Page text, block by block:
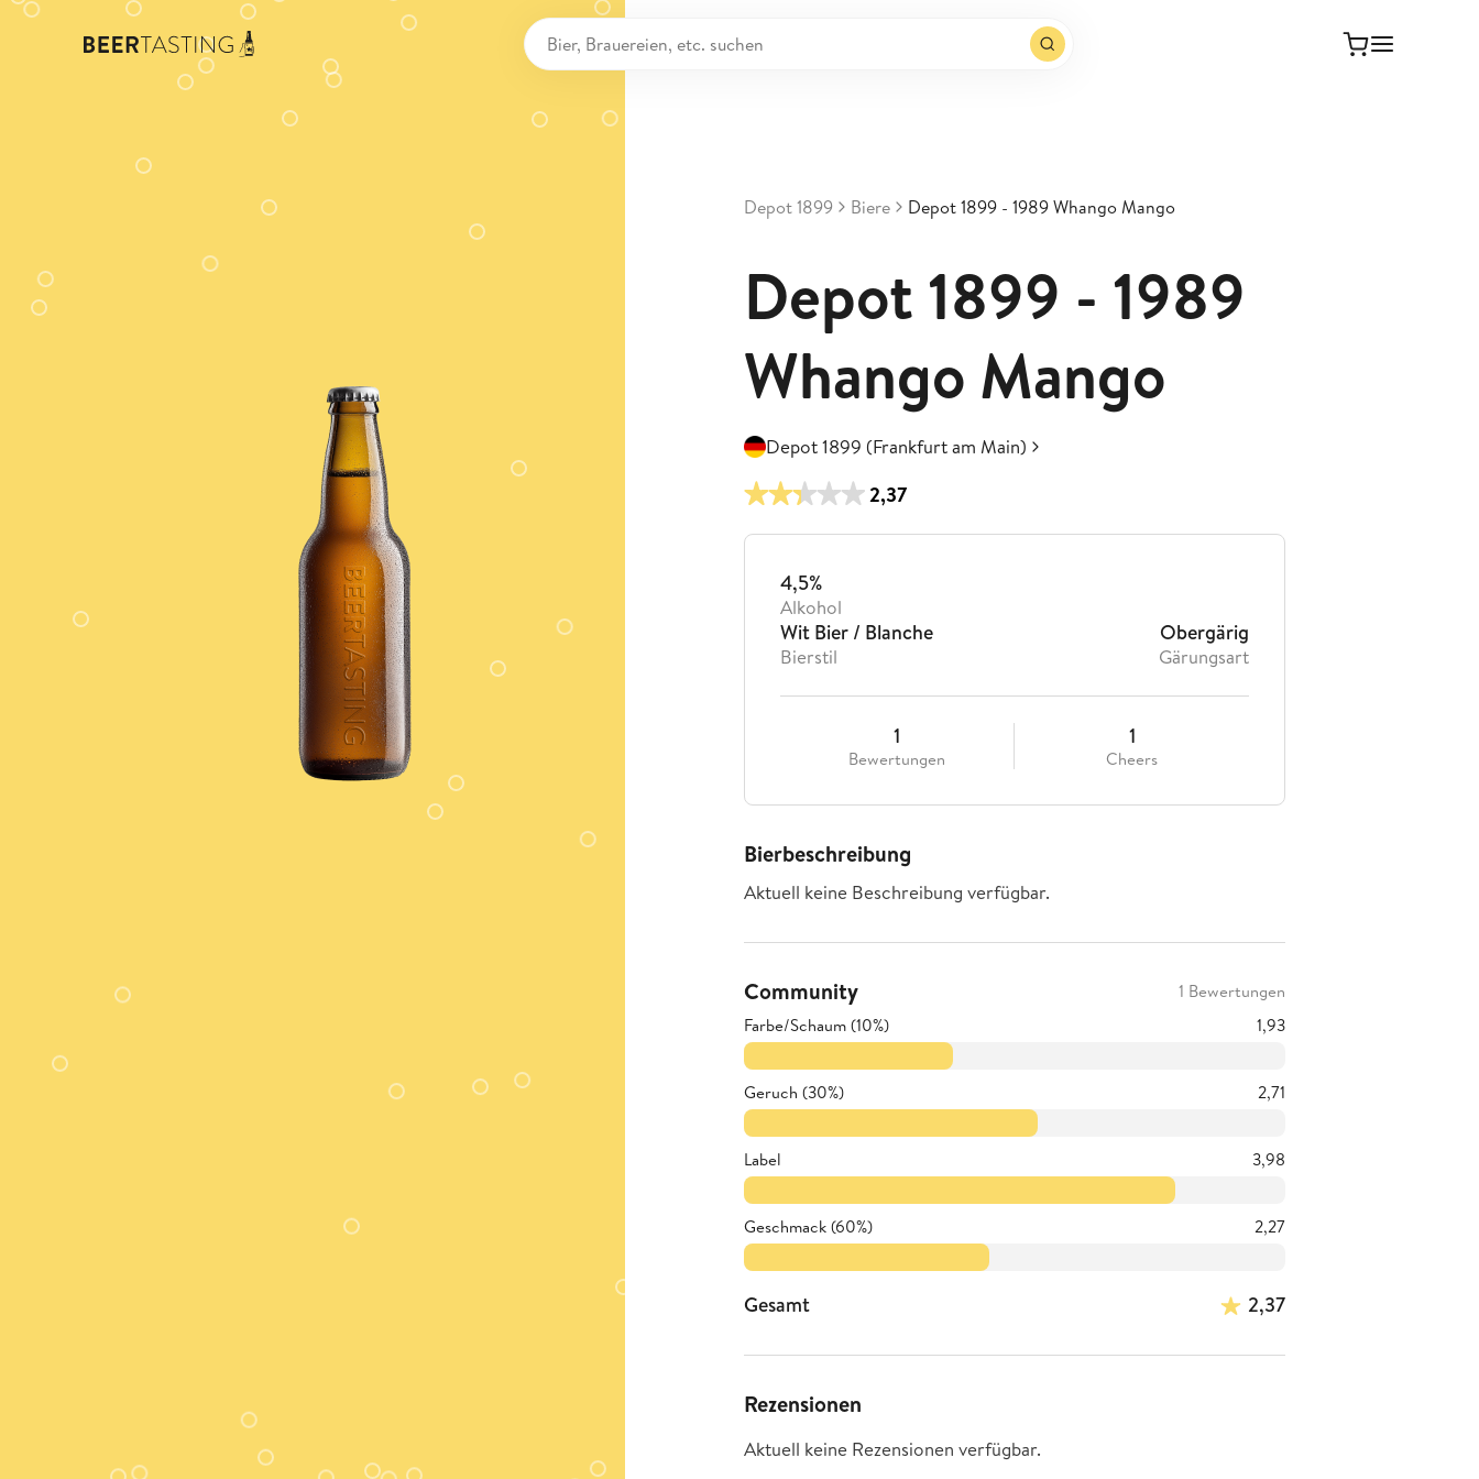
Depot 1899 Biere Depot 1899 - 1989 Whango Mango
Depot 1899 - 1989
Whango Mango
Depot 1899 (Frankfurt am Main)
2,37
4,5%
Alkohol
Wit Bier / Blanche
Bierstil
Obergärig
Gärungsart
1
Bewertungen
1
Cheers
Bierbeschreibung
Aktuell keine Beschreibung verfügbar.
Community
1 Bewertungen
Farbe/Schaum (10%)
1,93
Geruch (30%) 2,71
Label 3,98
Geschmack (60%) 2,27
Gesamt 2,37
Rezensionen
Aktuell keine Rezensionen verfügbar.